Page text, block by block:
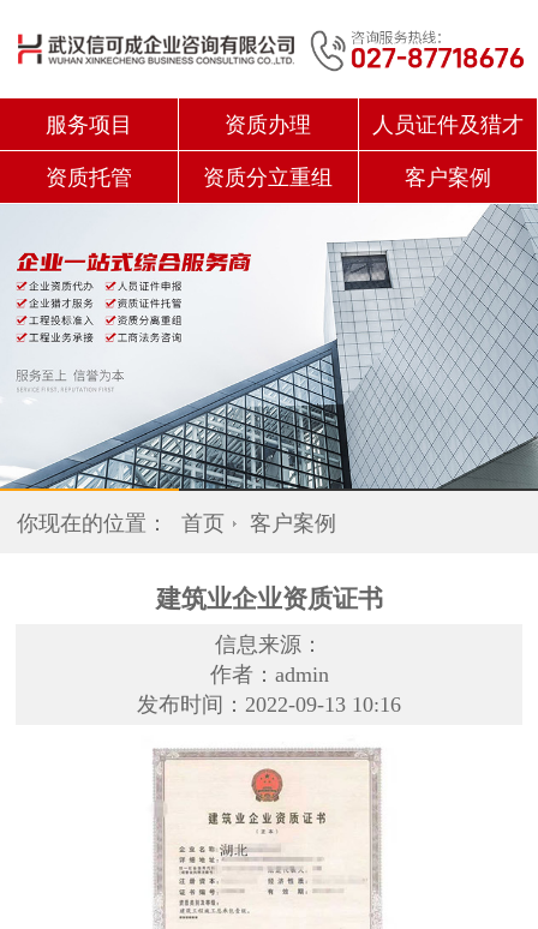
服务项目 资质办理 人员证件及猎才
资质托管 资质分立重组 客户案例
你现在的位置： 首页 客户案例
建筑业企业资质证书
信息来源：
作者：admin
发布时间：2022-09-13 10:16